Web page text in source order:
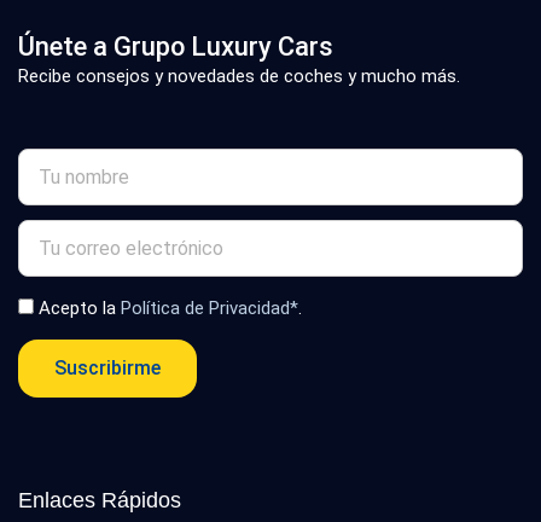
Únete a Grupo Luxury Cars
Recibe consejos y novedades de coches y mucho más.
Acepto la Política de Privacidad*.
Suscribirme
Enlaces Rápidos